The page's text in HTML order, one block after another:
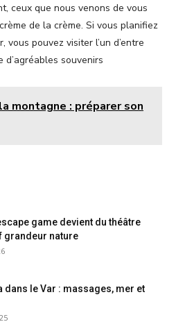
ceux que nous venons de vous
de la crème. Si vous planifiez
pouvez visiter l’un d’entre
d’agréables souvenirs
montagne : préparer son
game devient du théâtre
grandeur nature
dans le Var : massages, mer et